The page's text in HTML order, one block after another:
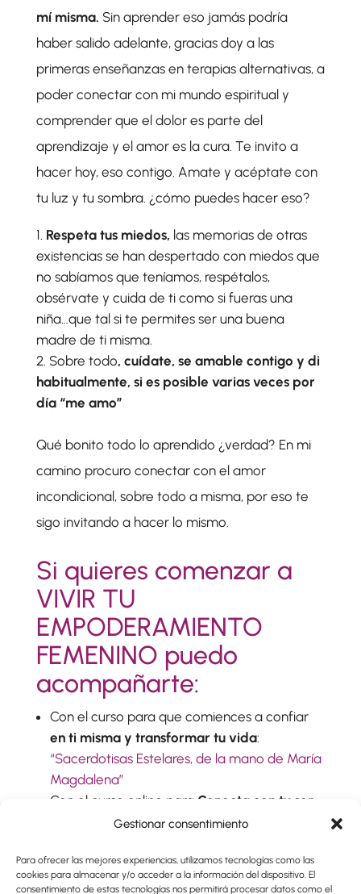
Gestionar consentimiento
Para ofrecer las mejores experiencias, utilizamos tecnologías como las
cookies para almacenar y/o acceder a la información del dispositivo. El
consentimiento de estas tecnologías nos permitirá procesar datos como el
mí misma. Sin aprender eso jamás podría
haber salido adelante, gracias doy a las
primeras enseñanzas en terapias alternativas, a
poder conectar con mi mundo espiritual y
comprender que el dolor es parte del
aprendizaje y el amor es la cura. Te invito a
hacer hoy, eso contigo. Amate y acéptate con
tu luz y tu sombra. ¿cómo puedes hacer eso?
Respeta tus miedos, las memorias de otras
existencias se han despertado con miedos que
no sabíamos que teníamos, respétalos,
obsérvate y cuida de ti como si fueras una
niña…que tal si te permites ser una buena
madre de ti misma.
Sobre todo, cuídate, se amable contigo y di
habitualmente, si es posible varias veces por
día “me amo”
Qué bonito todo lo aprendido ¿verdad? En mi
camino procuro conectar con el amor
incondicional, sobre todo a misma, por eso te
sigo invitando a hacer lo mismo.
Si quieres comenzar a
VIVIR TU
EMPODERAMIENTO
FEMENINO puedo
acompañarte:
Con el curso para que comiences a confiar
en ti misma y transformar tu vida:
“Sacerdotisas Estelares, de la mano de María
Magdalena”
Con el curso online para Conecta con tu ser
espiritual, con Dios/Diosa interior
Con la formación online que he preparado
para ti: “Matriz Divina. Empoderamiento